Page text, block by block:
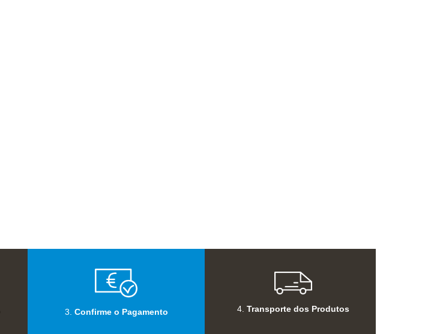
3. Confirme o Pagamento 4. Transporte dos Produtos